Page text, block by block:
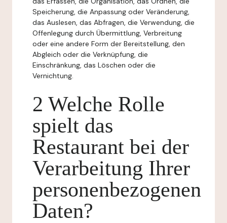
Speicherung, die Anpassung oder Veränderung,
das Auslesen, das Abfragen, die Verwendung, die
Offenlegung durch Übermittlung, Verbreitung
oder eine andere Form der Bereitstellung, den
Abgleich oder die Verknüpfung, die
Einschränkung, das Löschen oder die
Vernichtung.
2 Welche Rolle
spielt das
Restaurant bei der
Verarbeitung Ihrer
personenbezogenen
Daten?